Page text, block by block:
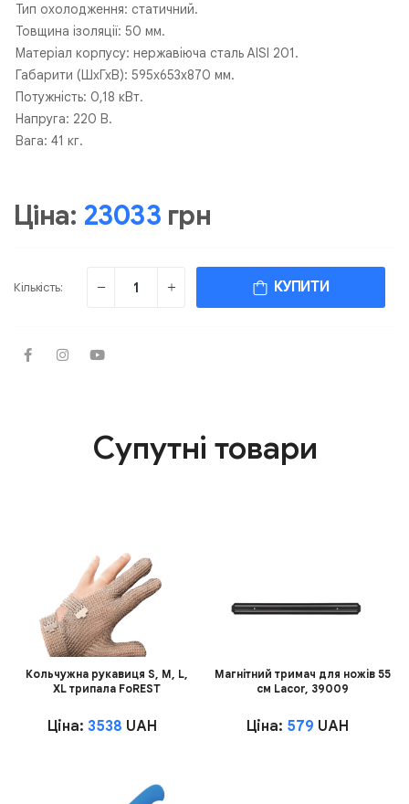
Тип охолодження: статичний.
Товщина ізоляції: 50 мм.
Матеріал корпусу: нержавіюча сталь AISI 201.
Габарити (ШхГхВ): 595х653х870 мм.
Потужність: 0,18 кВт.
Напруга: 220 В.
Вага: 41 кг.
Ціна: 23033 грн
Кількість: КУПИТИ
Супутні товари
Кольчужна рукавиця S, M, L,
XL трипала FoREST
Ціна: 3538 UAH
Магнітний тримач для ножів 55
см Lacor, 39009
Ціна: 579 UAH